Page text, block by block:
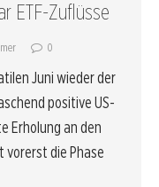
ETF-Zuflüsse
0
Juni wieder der
positive US-
Erholung an den
vorerst die Phase